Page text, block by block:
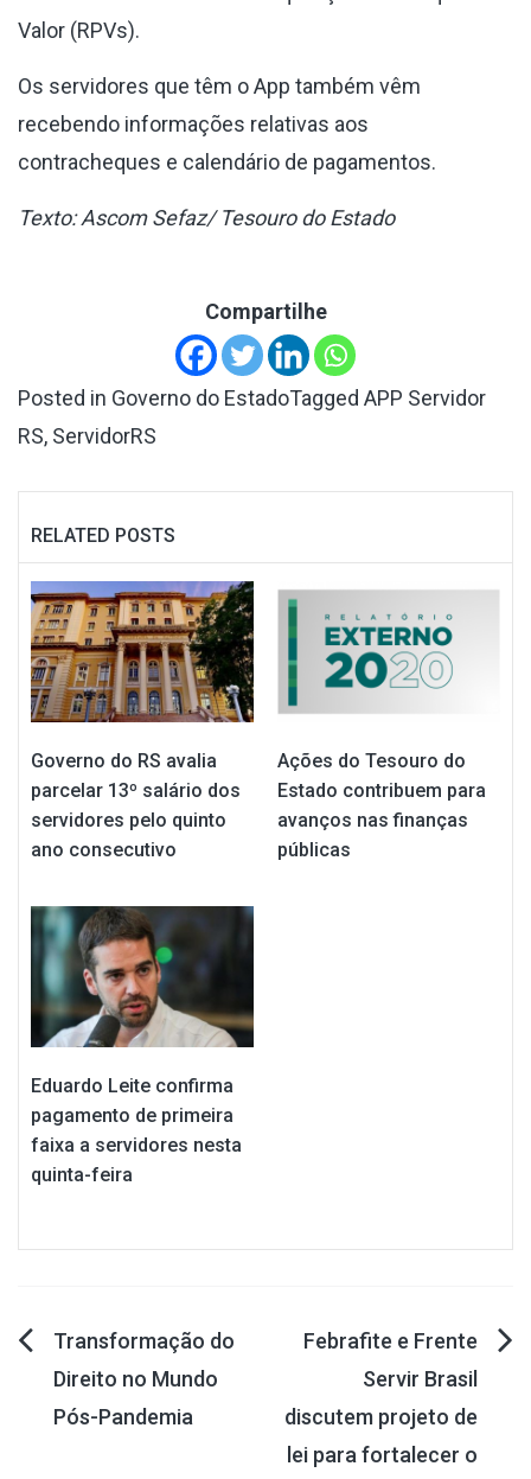
Valor (RPVs).
Os servidores que têm o App também vêm
recebendo informações relativas aos
contracheques e calendário de pagamentos.
Texto: Ascom Sefaz/ Tesouro do Estado
Compartilhe
Posted in Governo do EstadoTagged APP Servidor
RS, ServidorRS
RELATED POSTS
Governo do RS avalia
parcelar 13º salário dos
servidores pelo quinto
ano consecutivo
Ações do Tesouro do
Estado contribuem para
avanços nas finanças
públicas
Eduardo Leite confirma
pagamento de primeira
faixa a servidores nesta
quinta-feira
Navegação
de
Transformação do
Direito no Mundo
Pós-Pandemia
Febrafite e Frente
Servir Brasil
discutem projeto de
lei para fortalecer o